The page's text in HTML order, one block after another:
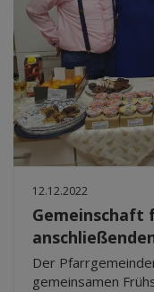
12.12.2022
Gemeinschaft
Der
gemeinsamen